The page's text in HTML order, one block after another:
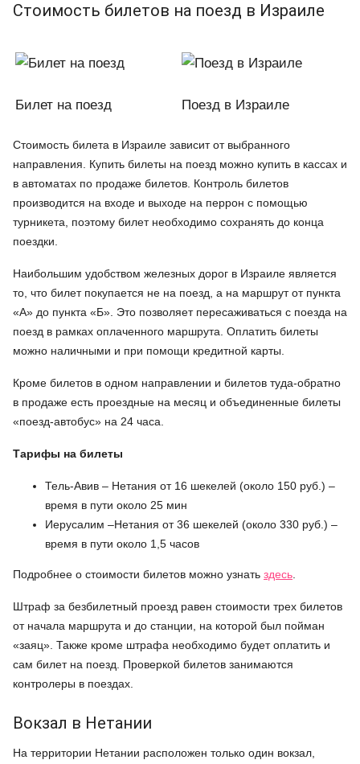
Стоимость билетов на поезд в Израиле
Билет на поезд Поезд в Израиле
Стоимость билета в Израиле зависит от выбранного
направления. Купить билеты на поезд можно купить в кассах и
в автоматах по продаже билетов. Контроль билетов
производится на входе и выходе на перрон с помощью
турникета, поэтому билет необходимо сохранять до конца
поездки.
Наибольшим удобством железных дорог в Израиле является
то, что билет покупается не на поезд, а на маршрут от пункта
«А» до пункта «Б». Это позволяет пересаживаться с поезда на
поезд в рамках оплаченного маршрута. Оплатить билеты
можно наличными и при помощи кредитной карты.
Кроме билетов в одном направлении и билетов туда-обратно
в продаже есть проездные на месяц и объединенные билеты
«поезд-автобус» на 24 часа.
Тарифы на билеты
Тель-Авив ­– Нетания от 16 шекелей (около 150 руб.) –
время в пути около 25 мин
Иерусалим –Нетания от 36 шекелей (около 330 руб.) –
время в пути около 1,5 часов
Подробнее о стоимости билетов можно узнать здесь
Штраф за безбилетный проезд равен стоимости трех билетов
от начала маршрута и до станции, на которой был пойман
«заяц». Также кроме штрафа необходимо будет оплатить и
сам билет на поезд. Проверкой билетов занимаются
контролеры в поездах.
Вокзал в Нетании
На территории Нетании расположен только один вокзал,